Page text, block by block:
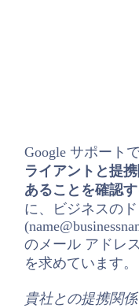
Google サポート
ライアントと提
あることを確認
に、ビジネスの
のメール アドレ
を求めています。
貴社との提携関